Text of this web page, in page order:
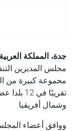
جدة، المملكة العربية
مجلس المديرين
تقريبًا
وشمال أفريقيا.
ووافق أعضاء